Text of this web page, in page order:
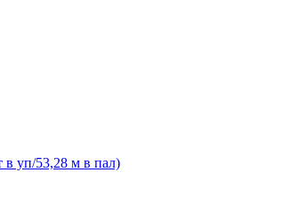
в уп/53,28 м в пал)